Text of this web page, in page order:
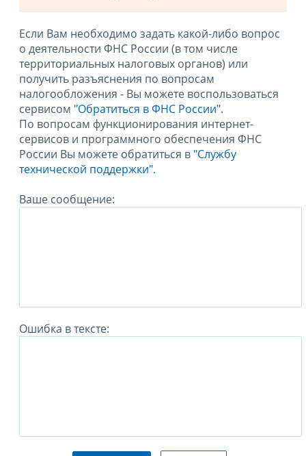
Если Вам необходимо задать какой-либо вопрос
о деятельности ФНС России (в том числе
территориальных налоговых органов) или
получить разъяснения по вопросам
налогообложения - Вы можете воспользоваться
сервисом "Обратиться в ФНС России".
По вопросам функционирования интернет-
сервисов и программного обеспечения ФНС
России Вы можете обратиться в "Службу
технической поддержки".
Ваше сообщение:
Ошибка в тексте: